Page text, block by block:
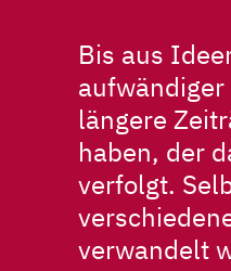
Bis aus
längere
haben, der
verfolgt.
verwandelt